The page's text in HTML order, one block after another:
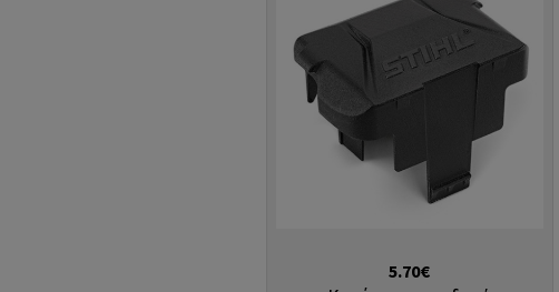
5.70€